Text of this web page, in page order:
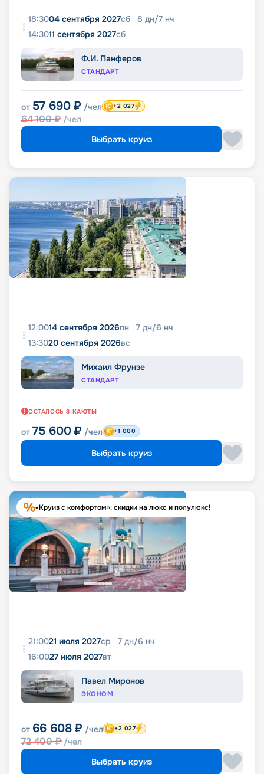
18:3004 сентября 2027сб 8 дн/7 нч
14:3011 сентября 2027сб
Ф.И. Панферов
СТАНДАРТ
от 57 690 ₽ /чел
64 100₽ /чел
+2 027
Выбрать круиз
12:0014 сентября 2026пн 7 дн/6 нч
13:3020 сентября 2026вс
Михаил Фрунзе
СТАНДАРТ
ОСТАЛОСЬ 3 КАЮТЫ
от 75 600 ₽ /чел +1 000
Выбрать круиз
«Круиз с комфортом»: скидки на люкс и полулюкс!
21:0021 июля 2027ср 7 дн/6 нч
16:0027 июля 2027вт
Павел Миронов
ЭКОНОМ
от 66 608 ₽ /чел
72 400₽ /чел
+2 027
Выбрать круиз